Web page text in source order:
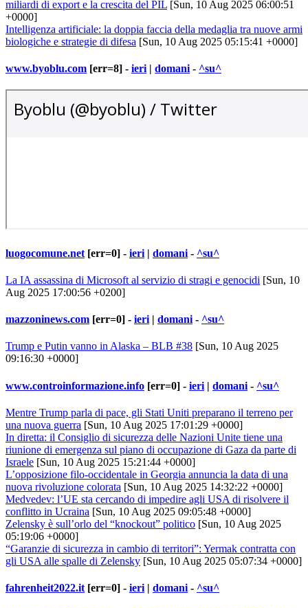
miliardi di export e la crescita del PIL [Sun, 10 Aug 2025 06:00:51
+0000]
Intelligenza artificiale: la doppia faccia della medaglia tra nuove armi
biologiche e strategie di difesa [Sun, 10 Aug 2025 05:15:41 +0000]
www.byoblu.com [err=8] - ieri | domani - ^su^
luogocomune.net [err=0] - ieri | domani - ^su^
La IA assassina di Microsoft al servizio di stragi e genocidi [Sun, 10
Aug 2025 17:00:56 +0200]
mazzoninews.com [err=0] - ieri | domani - ^su^
Trump e Putin vanno in Alaska – BLB #38 [Sun, 10 Aug 2025
09:16:30 +0000]
www.controinformazione.info [err=0] - ieri | domani - ^su^
Mentre Trump parla di pace, gli Stati Uniti preparano il terreno per
una nuova guerra [Sun, 10 Aug 2025 17:01:29 +0000]
In diretta: il Consiglio di sicurezza delle Nazioni Unite tiene una
riunione di emergenza sul piano di occupazione di Gaza da parte di
Israele [Sun, 10 Aug 2025 15:21:44 +0000]
L’opposizione filo-occidentale in Georgia annuncia la data di una
nuova rivoluzione colorata [Sun, 10 Aug 2025 14:32:22 +0000]
Medvedev: l’UE sta cercando di impedire agli USA di risolvere il
conflitto in Ucraina [Sun, 10 Aug 2025 09:05:48 +0000]
Zelensky è sull’orlo del “knockout” politico [Sun, 10 Aug 2025
05:19:06 +0000]
“Garanzie di sicurezza in cambio di territori”: Yermak contratta con
gli USA alle spalle di Zelensky [Sun, 10 Aug 2025 05:07:34 +0000]
fahrenheit2022.it [err=0] - ieri | domani - ^su^